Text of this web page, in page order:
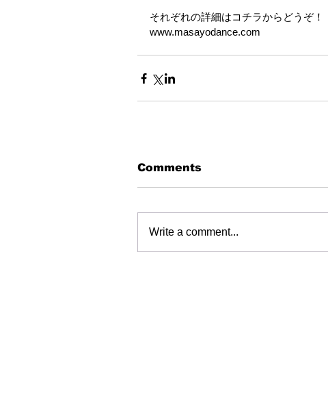
それぞれの詳細はコチラからどうぞ！
www.masayodance.com
Comments
Write a comment...